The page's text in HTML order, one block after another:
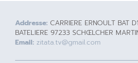
Addresse: CARRIERE ERNOULT BAT
BATELIERE 97233 SCHŒLCHER
Email: zitata.tv@gmail.com